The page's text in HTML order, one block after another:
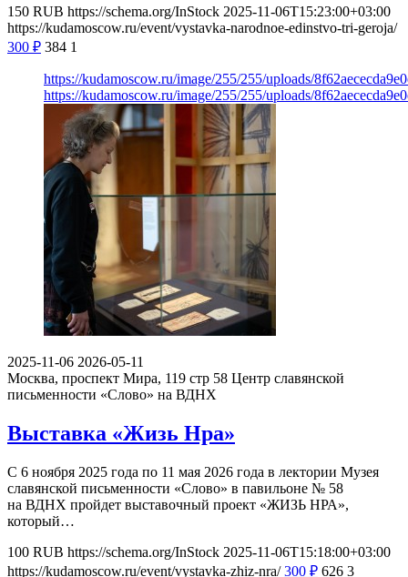
150 RUB https://schema.org/InStock 2025-11-06T15:23:00+03:00
https://kudamoscow.ru/event/vystavka-narodnoe-edinstvo-tri-geroja/
300 ₽ 384 1
https://kudamoscow.ru/image/255/255/uploads/
https://kudamoscow.ru/image/255/255/uploads/
2025-11-06 2026-05-11
Москва, проспект Мира, 119 стр 58 Центр славянской
письменности «Слово» на ВДНХ
Выставка «Жизь Нра»
С 6 ноября 2025 года по 11 мая 2026 года в лектории Музея
славянской письменности «Слово» в павильоне № 58
на ВДНХ пройдет выставочный проект «ЖИЗЬ НРА»,
который…
100 RUB https://schema.org/InStock 2025-11-06T15:18:00+03:00
https://kudamoscow.ru/event/vystavka-zhiz-nra/ 300 ₽ 626 3